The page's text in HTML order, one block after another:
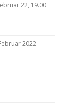
22, 19.00
2022